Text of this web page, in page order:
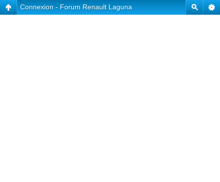
Connexion - Forum Renault Laguna